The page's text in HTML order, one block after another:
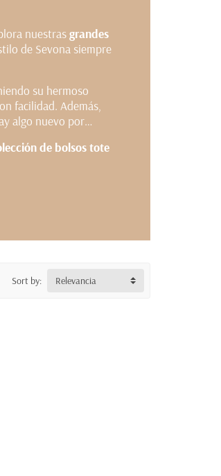
nuestrasgrandes
de Sevona siempre
su hermoso
facilidad. Además,
algo nuevo por
de bolsos tote
Sort by: Relevancia